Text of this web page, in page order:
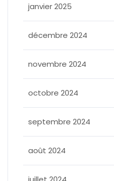
janvier 2025
décembre 2024
novembre 2024
octobre 2024
septembre 2024
août 2024